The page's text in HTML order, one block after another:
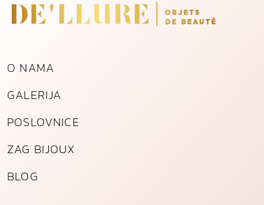
g
l
k
k
l
č
O NAMA
GALERIJA
POSLOVNICE
ZAG BIJOUX
BLOG